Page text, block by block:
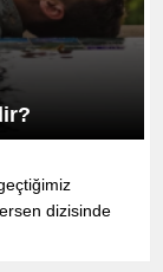
dizisinde